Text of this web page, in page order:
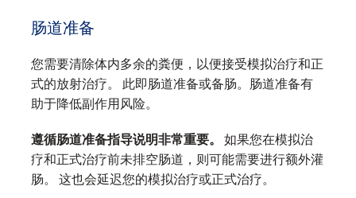
肠道准备
您需要清除体内多余的粪便，以便接受模拟治疗和正
式的放射治疗。 此即肠道准备或备肠。肠道准备有
助于降低副作用风险。
遵循肠道准备指导说明非常重要。
如果您在模拟治
疗和正式治疗前未排空肠道，则可能需要进行额外灌
肠。 这也会延迟您的模拟治疗或正式治疗。